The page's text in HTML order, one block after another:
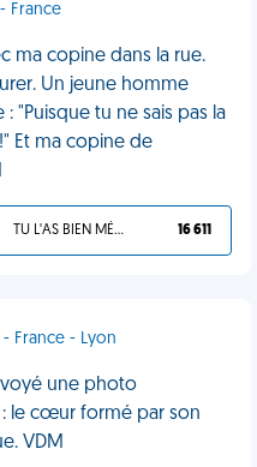
France
ma copine dans la rue.
Un jeune homme
"Puisque tu ne sais pas la
Et ma copine de
TU L'AS BIEN MÉRITÉ 16 611
- France - Lyon
une photo
le cœur formé par son
VDM